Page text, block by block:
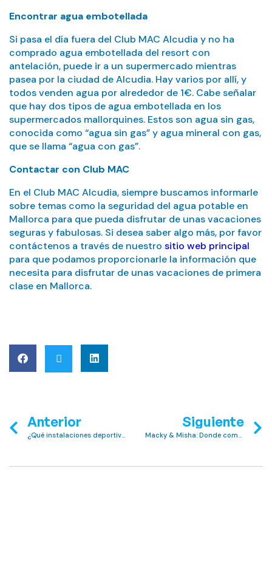
Encontrar agua embotellada
Si pasa el día fuera del Club MAC Alcudia y no ha
comprado agua embotellada del resort con
antelación, puede ir a un supermercado mientras
pasea por la ciudad de Alcudia. Hay varios por allí, y
todos venden agua por alrededor de 1€. Cabe señalar
que hay dos tipos de agua embotellada en los
supermercados mallorquines. Estos son agua sin gas,
conocida como “agua sin gas” y agua mineral con gas,
que se llama “agua con gas”.
Contactar con Club MAC
En el Club MAC Alcudia, siempre buscamos informarle
sobre temas como la seguridad del agua potable en
Mallorca para que pueda disfrutar de unas vacaciones
seguras y fabulosas. Si desea saber algo más, por favor
contáctenos a través de nuestro sitio web principal
para que podamos proporcionarle la información que
necesita para disfrutar de unas vacaciones de primera
clase en Mallorca.
Anterior Siguiente